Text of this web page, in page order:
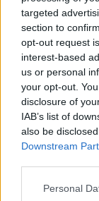
targeted
section to
opt-out request
interest-based
us or personal
your opt-out.
disclosure of
IAB’s list of
also be
Downstream
Please note
Personal
Itt a Zotac